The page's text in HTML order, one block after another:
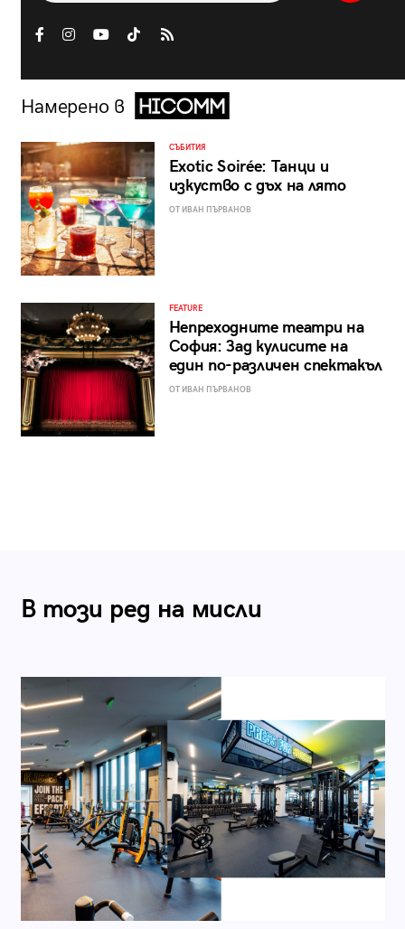
Намерено в
СЪБИТИЯ
Exotic Soirée: Танци и
изкуство с дъх на лято
ОТ ИВАН ПЪРВАНОВ
FEATURE
Непреходните театри на
София: Зад кулисите на
един по-различен спектакъл
ОТ ИВАН ПЪРВАНОВ
В този ред на мисли